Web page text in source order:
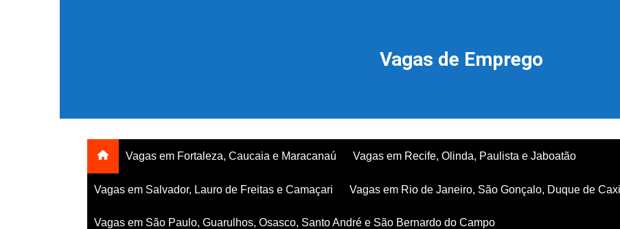
Vagas de Emprego
Vagas em Fortaleza, Caucaia e Maracanaú Vagas em Recife, Olinda, Paulista e Jaboatão
Vagas em Salvador, Lauro de Freitas e Camaçari Vagas em Rio de Janeiro, São Gonçalo, Duque de
Vagas em São Paulo, Guarulhos, Osasco, Santo André e São Bernardo do Campo